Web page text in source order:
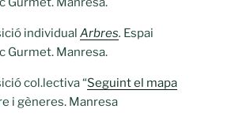
individual Arbres. Espai
Gurmet. Manresa.
col.lectiva “Seguint el mapa
i gèneres. Manresa